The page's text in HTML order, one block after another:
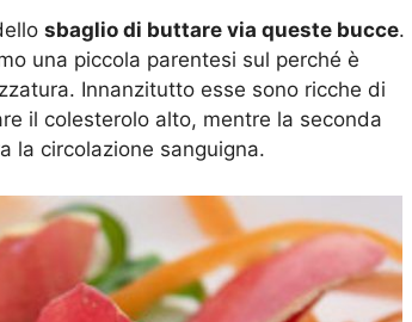
sbaglio di buttare via queste bucce.
una piccola parentesi sul perché è
Innanzitutto esse sono ricche di
il colesterolo alto, mentre la seconda
la circolazione sanguigna.